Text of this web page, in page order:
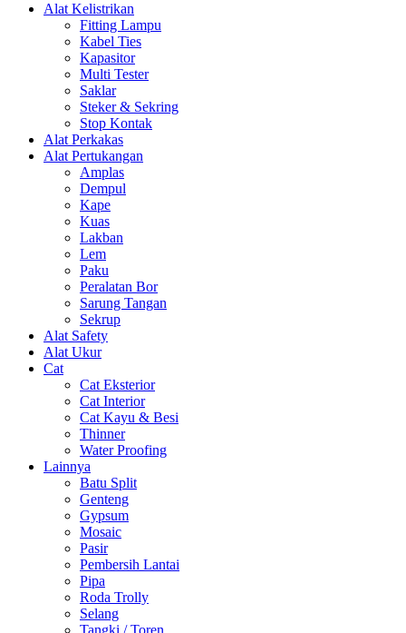
Alat Kelistrikan
Fitting Lampu
Kabel Ties
Kapasitor
Multi Tester
Saklar
Steker & Sekring
Stop Kontak
Alat Perkakas
Alat Pertukangan
Amplas
Dempul
Kape
Kuas
Lakban
Lem
Paku
Peralatan Bor
Sarung Tangan
Sekrup
Alat Safety
Alat Ukur
Cat
Cat Eksterior
Cat Interior
Cat Kayu & Besi
Thinner
Water Proofing
Lainnya
Batu Split
Genteng
Gypsum
Mosaic
Pasir
Pembersih Lantai
Pipa
Roda Trolly
Selang